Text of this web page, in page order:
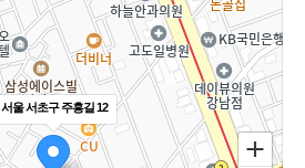
서울 서초구 주흥길 12